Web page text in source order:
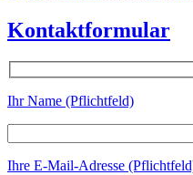
Kontaktformular
Ihr Name (Pflichtfeld)
Ihre E-Mail-Adresse